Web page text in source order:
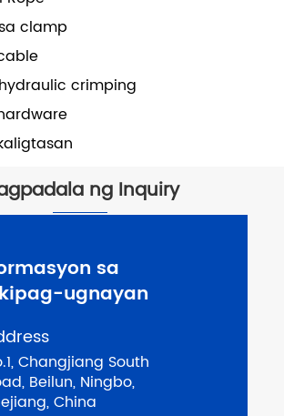
clamp
crimping
ng Inquiry
sa
ugnayan
Changjiang South
Beilun, Ningbo,
China